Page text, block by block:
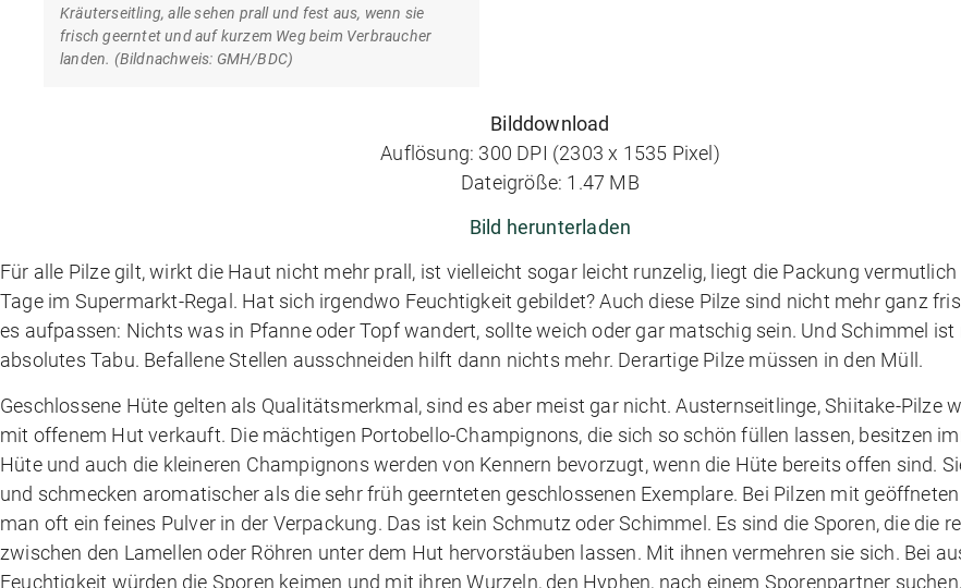
Kräuterseitling, alle sehen prall und fest aus, wenn sie
frisch geerntet und auf kurzem Weg beim Verbraucher
landen. (Bildnachweis: GMH/BDC)
Bilddownload
Auflösung: 300 DPI (2303 x 1535 Pixel)
Dateigröße: 1.47 MB
Bild herunterladen
Für alle Pilze gilt, wirkt die Haut nicht mehr prall, ist vielleicht sogar leicht runzelig, liegt die Packung
Tage im Supermarkt-Regal. Hat sich irgendwo Feuchtigkeit gebildet? Auch diese Pilze sind nicht mehr ganz
es aufpassen: Nichts was in Pfanne oder Topf wandert, sollte weich oder gar matschig sein. Und Schimmel ist
absolutes Tabu. Befallene Stellen ausschneiden hilft dann nichts mehr. Derartige Pilze müssen in den Müll.
Geschlossene Hüte gelten als Qualitätsmerkmal, sind es aber meist gar nicht. Austernseitlinge, Shiitake-Pilze
mit offenem Hut verkauft. Die mächtigen Portobello-Champignons, die sich so schön füllen lassen, besitzen
Hüte und auch die kleineren Champignons werden von Kennern bevorzugt, wenn die Hüte bereits offen sind.
und schmecken aromatischer als die sehr früh geernteten geschlossenen Exemplare. Bei Pilzen mit
man oft ein feines Pulver in der Verpackung. Das ist kein Schmutz oder Schimmel. Es sind die Sporen, die die
zwischen den Lamellen oder Röhren unter dem Hut hervorstäuben lassen. Mit ihnen vermehren sie sich. Bei
Feuchtigkeit würden die Sporen keimen und mit ihren Wurzeln, den Hyphen, nach einem Sporenpartner